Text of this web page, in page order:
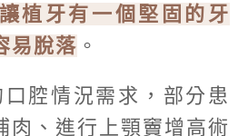
植牙有一個堅固的牙
易脫落 。
腔情況需求，部分患
肉、進行上顎竇增高術